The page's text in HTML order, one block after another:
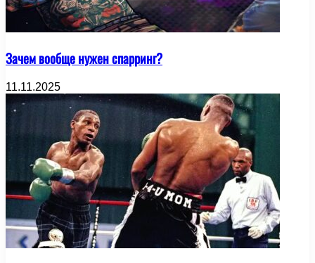
Зачем вообще нужен спарринг?
11.11.2025